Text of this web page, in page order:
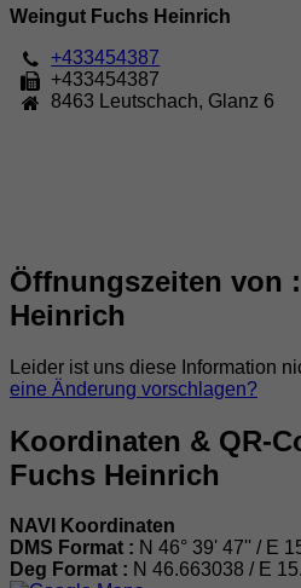
Weingut Fuchs Heinrich
+433454387
+433454387
8463
Leutschach, Glanz 6
Öffnungszeiten von
Heinrich
Leider ist uns diese Information
eine Änderung vorschlagen?
Koordinaten & QR-
Fuchs Heinrich
NAVI Koordinaten
DMS Format : N 46° 39' 47'' / E
Deg Format : N 46.663038 / E